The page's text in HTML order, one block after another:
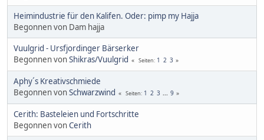
Heimindustrie für den Kalifen. Oder: pimp my Hajja
Begonnen von Dam hajja
Vuulgrid - Ursfjordinger Bärserker
Begonnen vonShikras/Vuulgrid Seiten 1 2 3
Aphy´s Kreativschmiede
Begonnen vonSchwarzwind Seiten 1 2 3 ... 9
Cerith: Basteleien und Fortschritte
Begonnen vonCerith